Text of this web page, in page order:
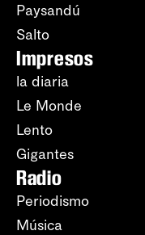
Paysandú
Salto
Impresos
la diaria
Le Monde
Lento
Gigantes
Radio
Periodismo
Música